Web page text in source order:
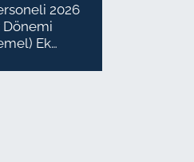
2026
Dönemi
Ek